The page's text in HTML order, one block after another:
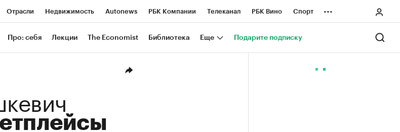
Отрасли Недвижимость Autonews РБК Компании Телеканал РБК Вино Спорт
РБК Life Тренды Визионеры Национальные проекты Город
...
Про: себя Лекции The Economist Библиотека Еще Подарите подписку